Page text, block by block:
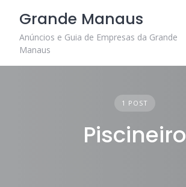
content
Grande Manaus
Anúncios e Guia de Empresas da Grande
Manaus
1 POST
Piscineiro